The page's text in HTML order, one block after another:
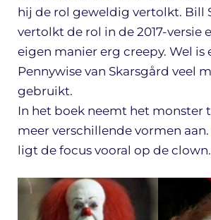
hij de rol geweldig vertolkt. Bill
vertolkt de rol in de 2017-versie
eigen manier erg creepy. Wel is
Pennywise van Skarsgård veel
gebruikt.
In het boek neemt het monster
meer verschillende vormen
ligt de focus vooral op de clown.